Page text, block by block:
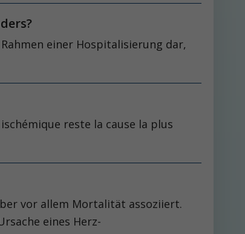
einer Hospitalisierung dar,
reste la cause la plus
vor allem Mortalität assoziiert.
eines Herz-